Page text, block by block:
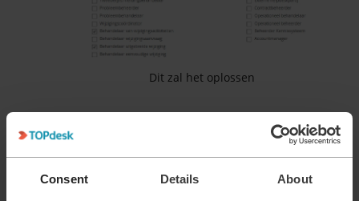
Consent Details About
Dit zal het oplossen
API benodigdheden